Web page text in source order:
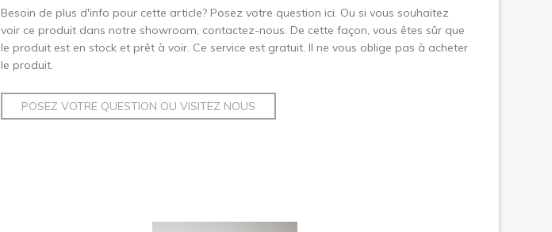
Besoin de plus d'info pour cette article? Posez votre question ici. Ou si vous souhaitez
voir ce produit dans notre showroom, contactez-nous. De cette façon, vous êtes sûr que
le produit est en stock et prêt à voir. Ce service est gratuit. Il ne vous oblige pas à acheter
le produit.
POSEZ VOTRE QUESTION OU VISITEZ NOUS